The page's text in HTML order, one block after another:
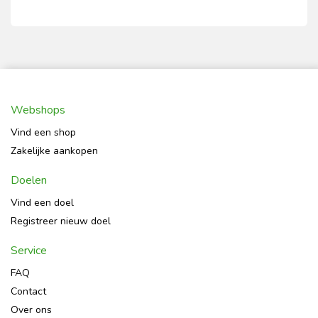
Webshops
Vind een shop
Zakelijke aankopen
Doelen
Vind een doel
Registreer nieuw doel
Service
FAQ
Contact
Over ons